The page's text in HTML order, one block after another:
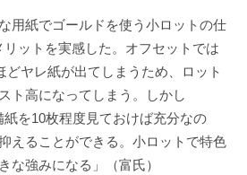
用紙でゴールドを使う小ロットの仕
ットを実感した。オフセットでは
どヤレ紙が出てしまうため、ロット
ト高になってしまう。しかし
紙を10枚程度見ておけば充分なの
えることができる。小ロットで特色
な強みになる」（富氏）